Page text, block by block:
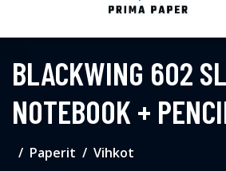
BLACKWING 602
NOTEBOOK +
Paperit Vihkot